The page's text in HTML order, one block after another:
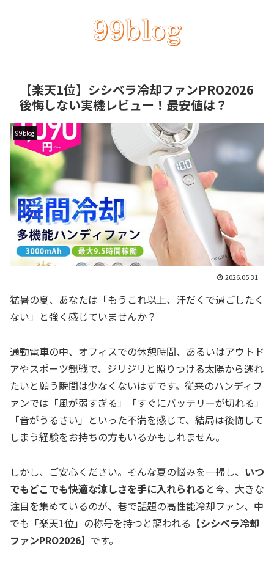
【楽天1位】シシベラ冷却ファンPRO2026
後悔しない実機レビュー！最安値は？
99blog
2026.05.31
猛暑の夏、あなたは「もうこれ以上、汗だくで過ごしたく
ない」と強く感じていませんか？
通勤電車の中、オフィスでの休憩時間、あるいはアウトド
アやスポーツ観戦で、ジリジリと照りつける太陽から逃れ
たいと願う瞬間は少なくないはずです。従来のハンディフ
ァンでは「風が弱すぎる」「すぐにバッテリーが切れる」
「音がうるさい」といった不満を感じて、結局は後悔して
しまう経験をお持ちの方もいるかもしれません。
しかし、ご安心ください。そんな夏の悩みを一掃し、 いつ
でもどこでも快適な涼しさを手に入れられる と今、大きな
注目を集めているのが、巷で話題の高性能冷却ファン、中
でも「楽天1位」の称号を持つと謳われる 【シシベラ冷却
ファンPRO2026】 です。